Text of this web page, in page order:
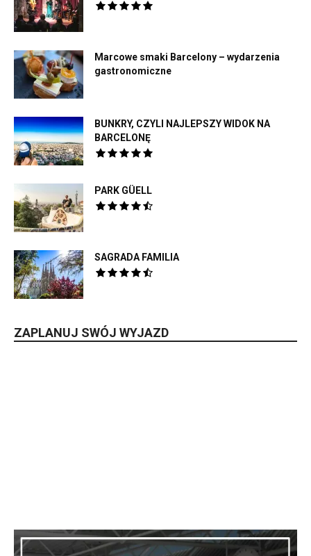
Marcowe smaki Barcelony – wydarzenia
gastronomiczne
BUNKRY, CZYLI NAJLEPSZY WIDOK NA
BARCELONĘ
PARK GÜELL
SAGRADA FAMILIA
ZAPLANUJ SWÓJ WYJAZD